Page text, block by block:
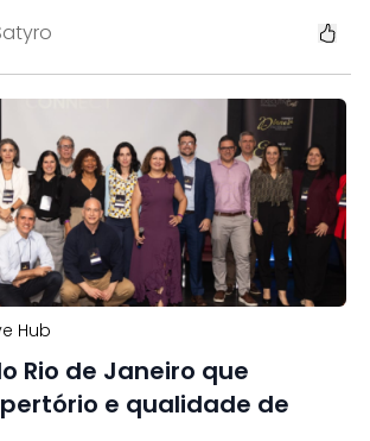
Hub
Rio de Janeiro que
e qualidade de